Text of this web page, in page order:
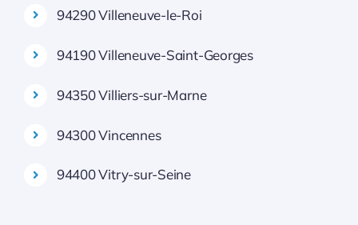
94290 Villeneuve-le-Roi
94190 Villeneuve-Saint-Georges
94350 Villiers-sur-Marne
94300 Vincennes
94400 Vitry-sur-Seine